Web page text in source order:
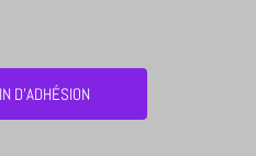
D'ADHÉSION